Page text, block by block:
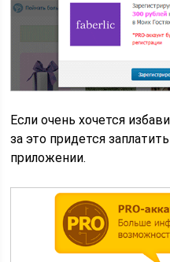
Если очень хочется
за это придется
приложении.